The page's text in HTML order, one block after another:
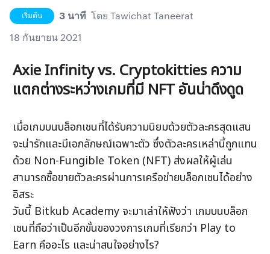
เริ่มต้น 3 นาที โดย Tawichat Taneerat
18 กันยายน 2021
Axie Infinity vs. Cryptokitties ความ
แตกต่างระหว่างเกมที่มี NFT อันน่าดึงดูด
เมื่อเกมบนบล็อกเชนที่ได้รับความนิยมด้วยตัวละครสุดแสน
จะน่ารักและมีเอกลักษณ์เฉพาะตัว ซึ่งตัวละครเหล่านี้ถูกแทน
ด้วย Non-Fungible Token (NFT) ส่งผลให้ผู้เล่น
สามารถซื้อขายตัวละครผ่านการเครือข่ายบล็อกเชนได้อย่าง
อิสระ
วันนี้ Bitkub Academy จะมาเล่าให้ฟังว่า เกมบนบล็อก
เชนที่ถือว่าเป็นอีกขั้นของวงการเกมที่เรียกว่า Play to
Earn คืออะไร และน่าสนใจอย่างไร?